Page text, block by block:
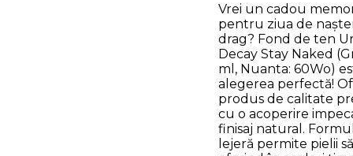
Vrei un cadou
pentru ziua de
drag? Fond de ten
Decay Stay Naked
ml, Nuanta: 60Wo)
alegerea perfectă!
produs de calitate
cu o acoperire
finisaj natural.
lejeră permite pielii